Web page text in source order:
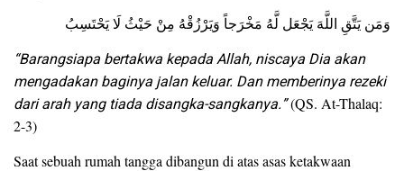
وَمَن يَتَّقِ اللَّهَ يَجْعَل لَّهُ مَخْرَجاً وَيَرْزُقْهُ مِنْ حَيْثُ لَا يَحْتَسِبُ
“Barangsiapa bertakwa kepada Allah, niscaya Dia akan
mengadakan baginya jalan keluar. Dan memberinya rezeki
dari arah yang tiada disangka-sangkanya.”(QS. At-Thalaq:
2-3)
Saat sebuah rumah tangga dibangun di atas asas ketakwaan